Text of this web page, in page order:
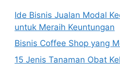
Ide Bisnis Jualan Modal
untuk Meraih Keuntungan
Bisnis Coffee Shop yang
15 Jenis Tanaman Obat